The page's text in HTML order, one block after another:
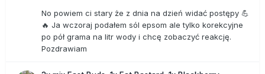
No powiem ci stary że z dnia na dzień widać postępy 💪
🔥 Ja wczoraj podałem sól epsom ale tylko korekcyjne
po pół grama na litr wody i chcę zobaczyć reakcję.
Pozdrawiam